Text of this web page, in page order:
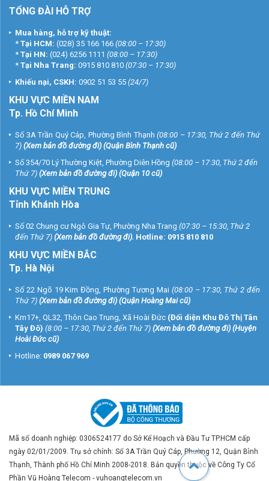
TỔNG ĐÀI HỖ TRỢ
Mua hàng, hỗ trợ kỹ thuật:
* Tại HCM: (028) 35 166 166 (08:00 – 17:30)
* Tại HN: (024) 6256 1111 (08:00 – 17:30)
* Tại Nha Trang: 0915 810 810 (07:30 – 17:30)
Khiếu nại, CSKH: 0902 51 53 55 (24/7)
KHU VỰC MIỀN NAM
Tp. Hồ Chí Minh
Số 3A Trần Quý Cáp, Phường Bình Thạnh (08:00 – 17:30, Thứ 2 đến Thứ
7) (Xem bản đồ đường đi) (Quận Bình Thạnh cũ)
Số 354/70 Lý Thường Kiệt, Phường Diên Hồng (08:00 – 17:30, Thứ 2 đến
Thứ 7) (Xem bản đồ đường đi) (Quận 10 cũ)
KHU VỰC MIỀN TRUNG
Tỉnh Khánh Hòa
Số 02 Chung cư Ngô Gia Tự, Phường Nha Trang (07:30 – 15:30, Thứ 2
đến Thứ 7) (Xem bản đồ đường đi). Hotline: 0915 810 810
KHU VỰC MIỀN BẮC
Tp. Hà Nội
Số 22 Ngõ 19 Kim Đồng, Phường Tương Mai (08:00 – 17:30, Thứ 2 đến
Thứ 7) (Xem bản đồ đường đi) (Quận Hoàng Mai cũ)
Km17+, QL32, Thôn Cao Trung, Xã Hoài Đức (Đối diện Khu Đô Thị Tân
Tây Đô) (8:00 – 17:30, Thứ 2 đến Thứ 7) (Xem bản đồ đường đi) (Huyện
Hoài Đức cũ)
Hotline: 0989 067 969
Mã số doanh nghiệp: 0306524177 do Sở Kế Hoạch và Đầu Tư TP.HCM cấp
ngày 02/01/2009. Trụ sở chính: Số 3A Trần Quý Cáp, Phường 12, Quận Bình
Thạnh, Thành phố Hồ Chí Minh 2008-2018. Bản quyền thuộc về Công Ty Cổ
Phần Vũ Hoàng Telecom - vuhoangtelecom.vn